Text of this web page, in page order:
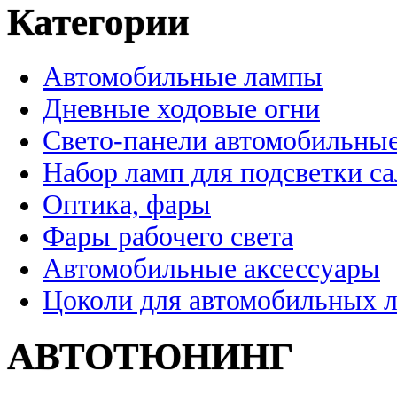
Категории
Автомобильные лампы
Дневные ходовые огни
Свето-панели
Набор ламп для подсветки
Оптика, фары
Фары рабочего света
Автомобильные аксессуары
Цоколи для автомобильных
АВТОТЮНИНГ